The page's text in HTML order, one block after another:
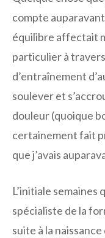
compte
équilibre affectait
particulier à travers
d’entraînement
soulever et
douleur (quoique
certainement fait
que j’avais
L’initiale semaines
spécialiste de la
suite à la